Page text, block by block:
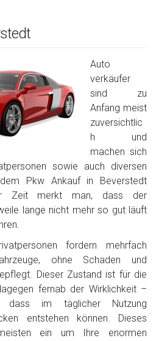
Auto
verkäufer
sind zu
Anfang meist
zuversichtlic
h und
machen sich
sowie auch diversen
Pkw Ankauf in Beverstedt
Zeit merkt man, dass der
lange nicht mehr so gut läuft
fordern mehrfach
ohne Schaden und
Dieser Zustand ist für die
fernab der Wirklichkeit –
dass im täglicher Nutzung
entstehen können. Dieses
ein um Ihre enormen